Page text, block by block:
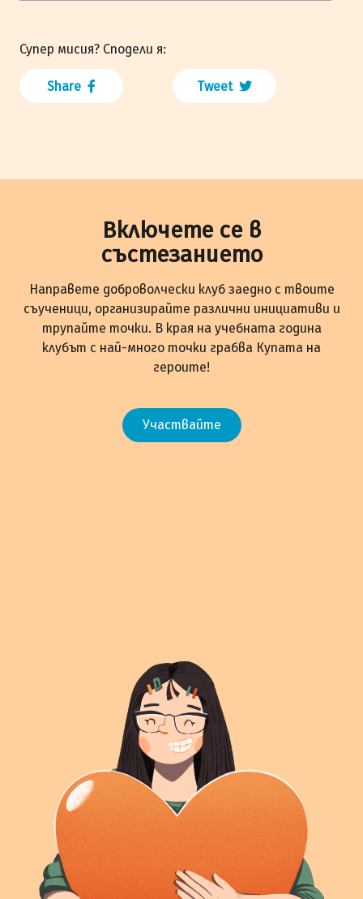
Супер мисия? Сподели я:
Share Tweet
Включете се в
състезанието
Направете доброволчески клуб заедно с твоите
съученици, организирайте различни инициативи и
трупайте точки. В края на учебната година
клубът с най-много точки грабва Купата на
героите!
Участвайте